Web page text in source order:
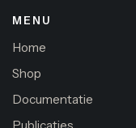
MENU
Home
Shop
Documentatie